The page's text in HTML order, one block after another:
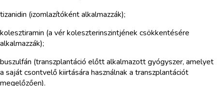
tizanidin (izomlazítóként alkalmazzák);
kolesztiramin (a vér koleszterinszintjének csökkentésére
alkalmazzák);
buszulfán (transzplantáció előtt alkalmazott gyógyszer, amelyet
a saját csontvelő kiirtására használnak a transzplantációt
megelőzően).